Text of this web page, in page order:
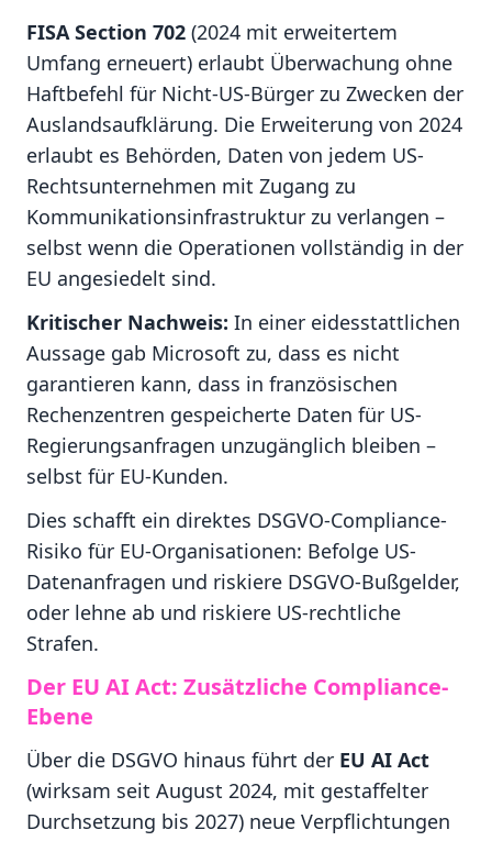
FISA Section 702 (2024 mit erweitertem
Umfang erneuert) erlaubt Überwachung ohne
Haftbefehl für Nicht-US-Bürger zu Zwecken der
Auslandsaufklärung. Die Erweiterung von 2024
erlaubt es Behörden, Daten von jedem US-
Rechtsunternehmen mit Zugang zu
Kommunikationsinfrastruktur zu verlangen –
selbst wenn die Operationen vollständig in der
EU angesiedelt sind.
Kritischer Nachweis: In einer eidesstattlichen
Aussage gab Microsoft zu, dass es nicht
garantieren kann, dass in französischen
Rechenzentren gespeicherte Daten für US-
Regierungsanfragen unzugänglich bleiben –
selbst für EU-Kunden.
Dies schafft ein direktes DSGVO-Compliance-
Risiko für EU-Organisationen: Befolge US-
Datenanfragen und riskiere DSGVO-Bußgelder,
oder lehne ab und riskiere US-rechtliche
Strafen.
Der EU AI Act: Zusätzliche Compliance-
Ebene
Über die DSGVO hinaus führt der EU AI Act
(wirksam seit August 2024, mit gestaffelter
Durchsetzung bis 2027) neue Verpflichtungen